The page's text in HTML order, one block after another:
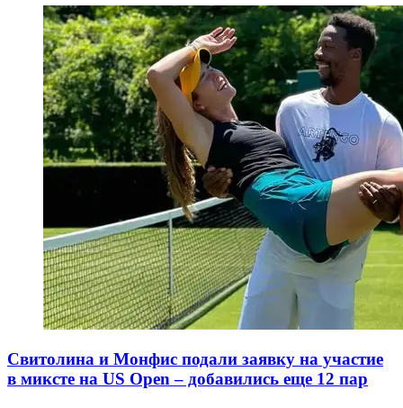
Свитолина и Монфис подали заявку на участие
в миксте на US Open – добавились еще 12 пар